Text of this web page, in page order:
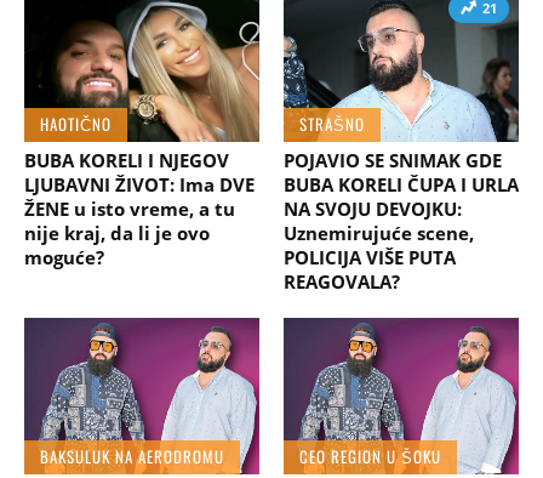
HAOTIČNO
BUBA KORELI I NJEGOV
LJUBAVNI ŽIVOT: Ima DVE
ŽENE u isto vreme, a tu
nije kraj, da li je ovo
moguće?
21
STRAŠNO
POJAVIO SE SNIMAK GDE
BUBA KORELI ČUPA I URLA
NA SVOJU DEVOJKU:
Uznemirujuće scene,
POLICIJA VIŠE PUTA
REAGOVALA?
BAKSULUK NA AERODROMU
CEO REGION U ŠOKU